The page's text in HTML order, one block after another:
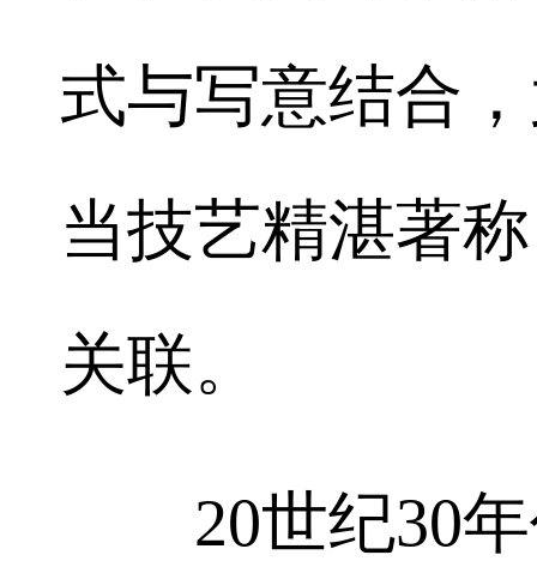
式与写意结合
当技艺精湛著
关联。
20世纪30年